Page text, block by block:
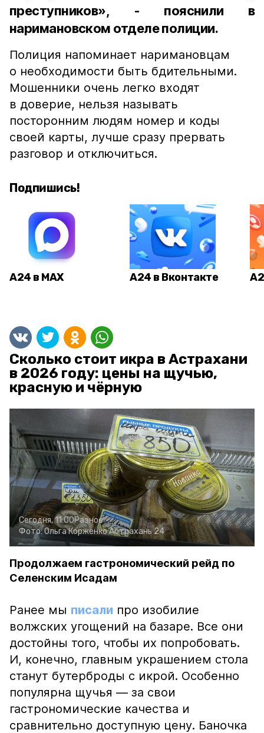
преступников», - пояснили в
наримановском отделе полиции.
Полиция напоминает наримановцам
о необходимости быть бдительными.
Мошенники очень легко входят
в доверие, нельзя называть
посторонним людям номер и коды
своей карты, лучше сразу прервать
разговор и отключиться.
Подпишись!
А24 в MAX А24 в Вконтакте
Сколько стоит икра в Астрахани
в 2026 году: цены на щучью,
красную и чёрную
Сегодня, 11:00Разное
Фото:Ольга КорженкоАстрахань 24
Продолжаем гастрономический рейд по
Селенским Исадам
Ранее мы писали про изобилие
волжских угощений на базаре. Все они
достойны того, чтобы их попробовать.
И, конечно, главным украшением стола
станут бутерброды с икрой. Особенно
популярна щучья — за свои
гастрономические качества и
сравнительно доступную цену. Баночка